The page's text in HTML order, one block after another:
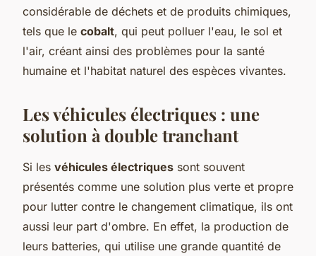
considérable de déchets et de produits chimiques,
tels que le cobalt, qui peut polluer l'eau, le sol et
l'air, créant ainsi des problèmes pour la santé
humaine et l'habitat naturel des espèces vivantes.
Les véhicules électriques : une
solution à double tranchant
Si les véhicules électriques sont souvent
présentés comme une solution plus verte et propre
pour lutter contre le changement climatique, ils ont
aussi leur part d'ombre. En effet, la production de
leurs batteries, qui utilise une grande quantité de